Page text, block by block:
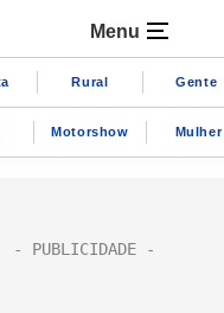
Menu
Rural Gente
Motorshow Mulher